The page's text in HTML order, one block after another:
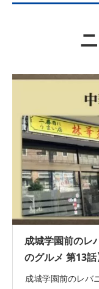
成城学園前のレ
のグルメ 第13話】
成城学園前のレバ